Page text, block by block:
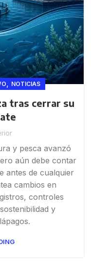
, NOTICIAS
tras cerrar su
y pesca avanzó
aún debe contar
antes de cualquier
cambios en
controles
y